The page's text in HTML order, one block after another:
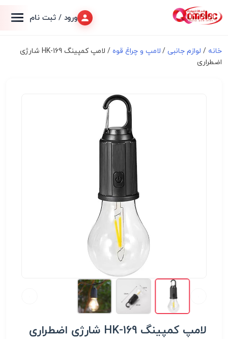
ورود / ثبت نام
خانه / لوازم جانبی/ لامپ و چراغ قوه
/ لامپ کمپینگ HK-169 شارژی
اضطراری
لامپ کمپینگ HK-169 شارژی اضطراری